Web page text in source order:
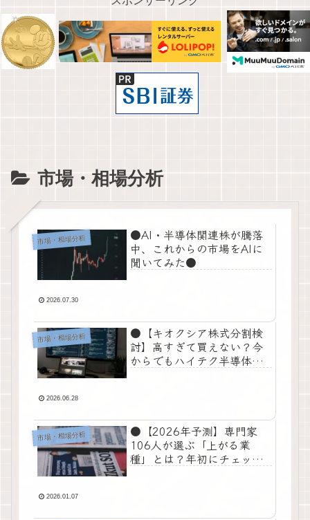
市場・相場分析
市場・相場分析
●AI・半導体関連株が騰落
中、これからの市場をAIに
聞いてみた●
2026.07.30
市場・相場分析
●【キオクシア株式分割検
討】高すぎて買えない？今
からでもハイテク半導体株
2026.06.28
市場・相場分析
●【2026年予測】専門家
106人が選ぶ「上がる業
種」とは？年初にチェック
2026.01.07